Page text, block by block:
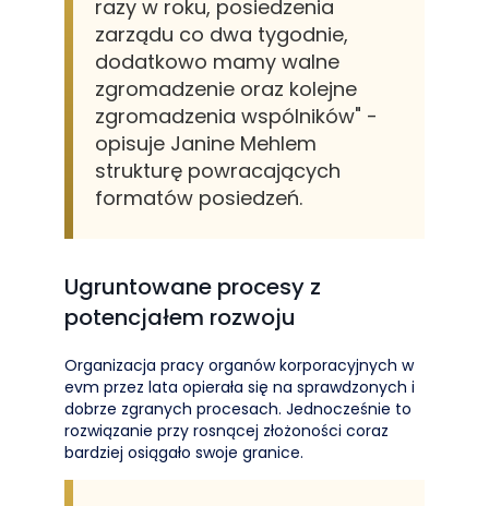
razy w roku, posiedzenia
zarządu co dwa tygodnie,
dodatkowo mamy walne
zgromadzenie oraz kolejne
zgromadzenia wspólników" -
opisuje Janine Mehlem
strukturę powracających
formatów posiedzeń.
Ugruntowane procesy z
potencjałem rozwoju
Organizacja pracy organów korporacyjnych w
evm przez lata opierała się na sprawdzonych i
dobrze zgranych procesach. Jednocześnie to
rozwiązanie przy rosnącej złożoności coraz
bardziej osiągało swoje granice.